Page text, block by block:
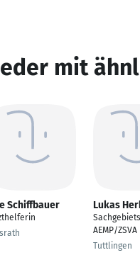
mit
Schiffbauer Lukas
AEMP/ZSVA
Tuttlingen